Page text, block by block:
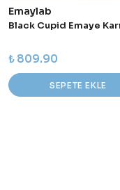
Emaylab
₺ 809.90
SEPETE EKLE